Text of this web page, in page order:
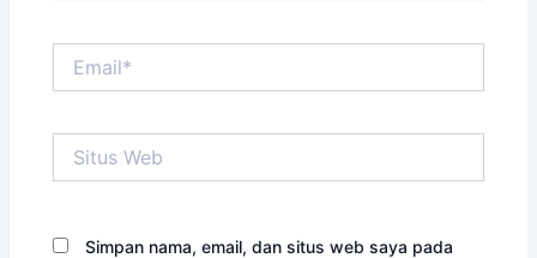
Web
Simpan nama, email, dan situs web saya pada